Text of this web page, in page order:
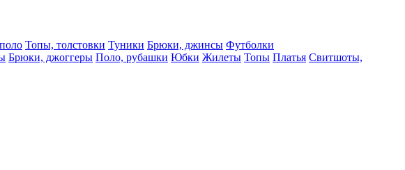
Топы, толстовки Туники Брюки, джинсы Футболки
Брюки, джоггеры Поло, рубашки Юбки Жилеты Топы Платья Свитшоты,